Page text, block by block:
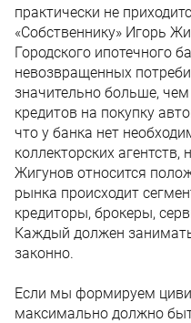
практически не
«Собственнику» Игорь
Городского ипотечного
невозвращенных
значительно больше,
кредитов на покупку
что у банка нет
коллекторских агентств,
Жигунов относится
рынка происходит
кредиторы, брокеры,
Каждый должен
законно.
Если мы формируем
максимально должно